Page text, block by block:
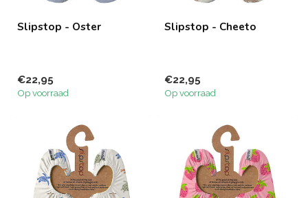
Slipstop - Oster
€22,95
Op voorraad
Slipstop - Cheeto
€22,95
Op voorraad